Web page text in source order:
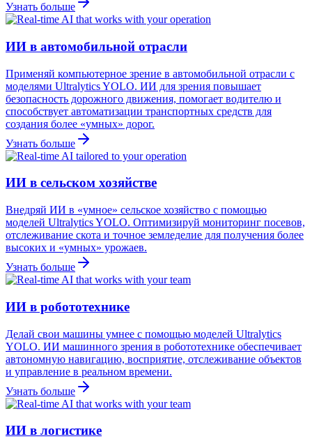
Узнать больше
ИИ в автомобильной отрасли
Применяй компьютерное зрение в автомобильной отрасли с
моделями Ultralytics YOLO. ИИ для зрения повышает
безопасность дорожного движения, помогает водителю и
способствует автоматизации транспортных средств для
создания более «умных» дорог.
Узнать больше
ИИ в сельском хозяйстве
Внедряй ИИ в «умное» сельское хозяйство с помощью
моделей Ultralytics YOLO. Оптимизируй мониторинг посевов,
отслеживание скота и точное земледелие для получения более
высоких и «умных» урожаев.
Узнать больше
ИИ в робототехнике
Делай свои машины умнее с помощью моделей Ultralytics
YOLO. ИИ машинного зрения в робототехнике обеспечивает
автономную навигацию, восприятие, отслеживание объектов
и управление в реальном времени.
Узнать больше
ИИ в логистике